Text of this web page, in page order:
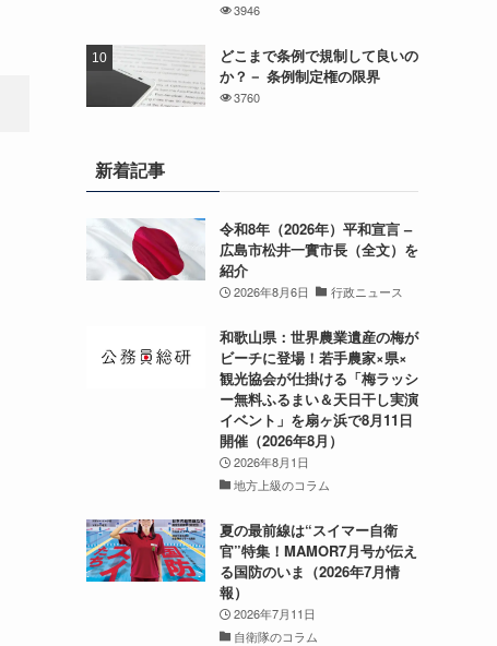
3946
どこまで条例で規制して良いの
か？－ 条例制定権の限界
3760
新着記事
令和8年（2026年）平和宣言 –
広島市松井一實市長（全文）を
紹介
2026年8月6日 行政ニュース
和歌山県：世界農業遺産の梅が
ビーチに登場！若手農家×県×
観光協会が仕掛ける「梅ラッシ
ー無料ふるまい＆天日干し実演
イベント」を扇ヶ浜で8月11日
開催（2026年8月）
2026年8月1日
地方上級のコラム
夏の最前線は“スイマー自衛
官”特集！MAMOR7月号が伝え
る国防のいま（2026年7月情
報）
2026年7月11日
自衛隊のコラム